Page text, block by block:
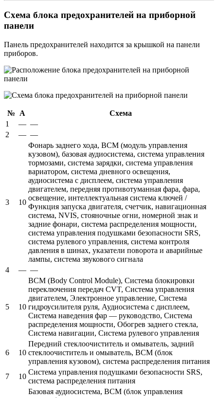
Схема блока предохранителей на приборной
панели
Панель предохранителей находится за крышкой на панели
приборов.
№ А
Схема
1
— —
2
— —
3 10
Фонарь заднего хода, BCM (модуль управления
кузовом), базовая аудиосистема, система управления
тормозами, система зарядки, система управления
вариатором, система дневного освещения,
аудиосистема с дисплеем, система управления
двигателем, передняя противотуманная фара, фара,
освещение, интеллектуальная система ключей /
Функция запуска двигателя, счетчик, навигационная
система, NVIS, стояночные огни, номерной знак и
задние фонари, система распределения мощности,
система управления подушками безопасности SRS,
система рулевого управления, система контроля
давления в шинах, указатели поворота и аварийные
лампы, система звукового сигнала
4
— —
5 10
BCM (Body Control Module), Система блокировки
переключения передач CVT, Система управления
двигателем, Электронное управление, Система
гидроусилителя руля, Аудиосистема с дисплеем,
Система наведения фар — руководство, Система
распределения мощности, Обогрев заднего стекла,
Система навигации, Система рулевого управления
6 10
Передний стеклоочиститель и омыватель, задний
стеклоочиститель и омыватель, BCM (блок
управления кузовом), система распределения питания
7
10
Система управления подушками безопасности SRS,
система распределения питания
Базовая аудиосистема, BCM (блок управления